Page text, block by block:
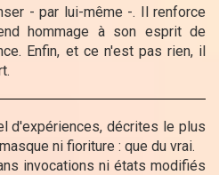
- par lui-même -. Il renforce
hommage à son esprit de
Enfin, et ce n'est pas rien, il
d'expériences, décrites le plus
ni fioriture : que du vrai.
invocations ni états modifiés